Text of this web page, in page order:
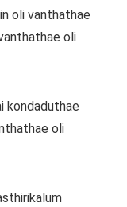
oli vanthathae
oli
kondaduthae
oli